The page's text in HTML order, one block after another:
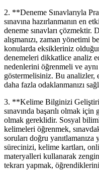
2. **Deneme Sınavlarıyla
sınavına hazırlanmanın en
deneme sınavları çözmektir.
alışmanızı, zaman yönetimi
konularda eksikleriniz
denemeleri dikkatlice analiz
nedenlerini öğrenmeli ve
göstermelisiniz. Bu
daha fazla odaklanmanızı
3. **Kelime Bilginizi
sınavında başarılı olmak
olmak gereklidir. Sosyal
kelimeleri öğrenmek,
soruları doğru
sürecinizi, kelime kartları,
materyalleri kullanarak
tekrarı yapmak,